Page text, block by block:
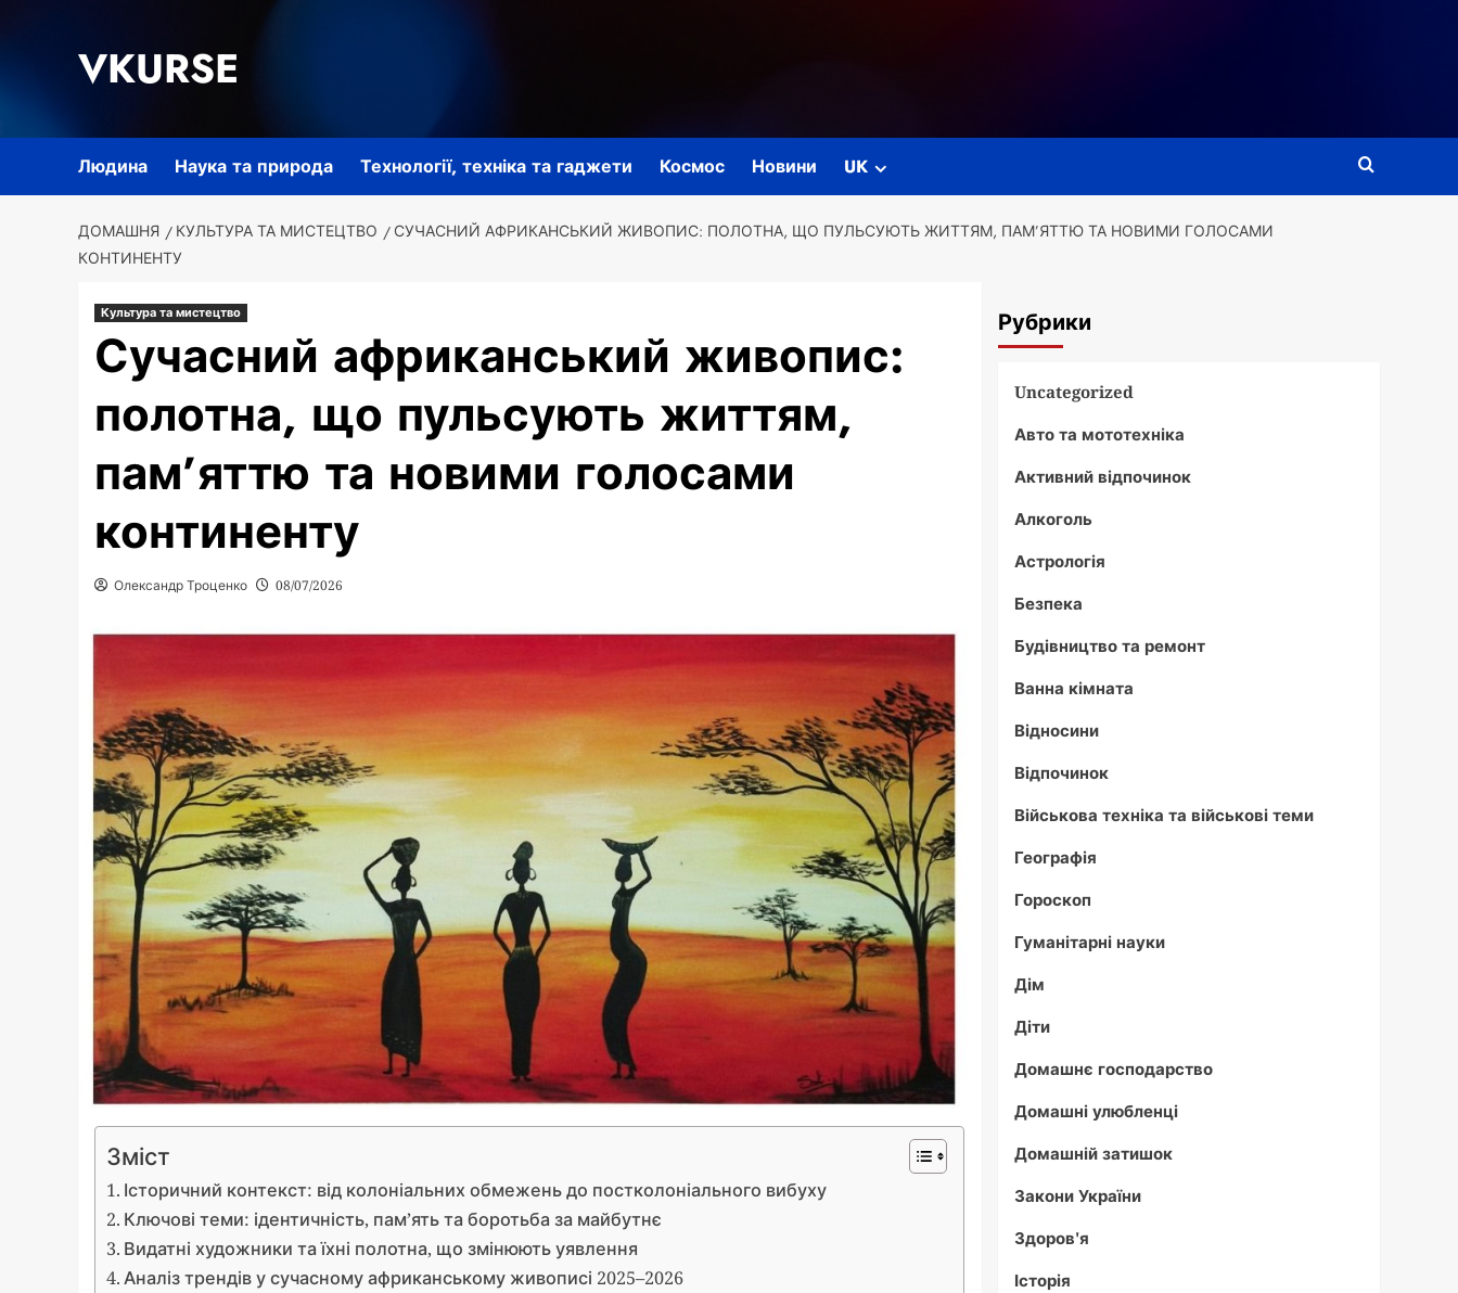
VKURSE
Людина Наука та природа Технології, техніка та гаджети Космос Новини UK
ДОМАШНЯ КУЛЬТУРА ТА МИСТЕЦТВО
СУЧАСНИЙ АФРИКАНСЬКИЙ ЖИВОПИС: ПОЛОТНА, ЩО ПУЛЬСУЮТЬ ЖИТТЯМ, ПАМ’ЯТТЮ ТА НОВИМИ ГОЛОСАМИ
КОНТИНЕНТУ
Культура та мистецтво
Сучасний африканський живопис:
полотна, що пульсують життям,
пам’яттю та новими голосами
континенту
Олександр Троценко 08/07/2026
Зміст
Історичний контекст: від колоніальних обмежень до постколоніального вибуху
Ключові теми: ідентичність, пам’ять та боротьба за майбутнє
Видатні художники та їхні полотна, що змінюють уявлення
Аналіз трендів у сучасному африканському живописі 2025–2026
Рубрики
Uncategorized
Авто та мототехніка
Активний відпочинок
Алкоголь
Астрологія
Безпека
Будівництво та ремонт
Ванна кімната
Відносини
Відпочинок
Військова техніка та військові теми
Географія
Гороскоп
Гуманітарні науки
Дім
Діти
Домашнє господарство
Домашні улюбленці
Домашній затишок
Закони України
Здоров'я
Історія